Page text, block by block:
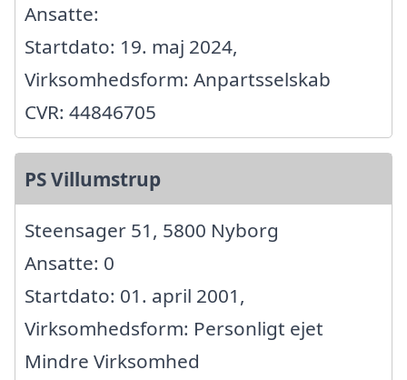
Ansatte:
Startdato: 19. maj 2024,
Virksomhedsform: Anpartsselskab
CVR: 44846705
PS Villumstrup
Steensager 51, 5800 Nyborg
Ansatte: 0
Startdato: 01. april 2001,
Virksomhedsform: Personligt ejet
Mindre Virksomhed